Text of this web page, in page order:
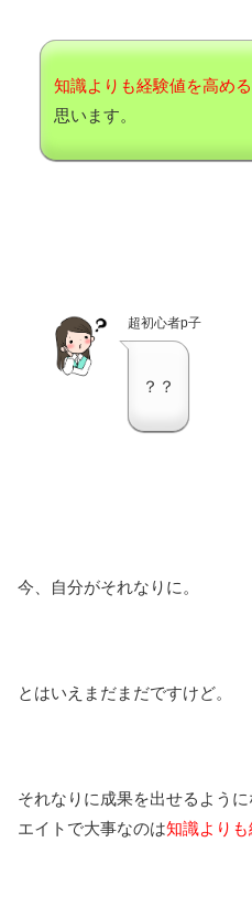
知識よりも経験値を高め
思います。
超初心者p子
？？
今、自分がそれなりに。
とはいえまだまだですけど。
それなりに成果を出せるよう
エイトで大事なのは知識よりも